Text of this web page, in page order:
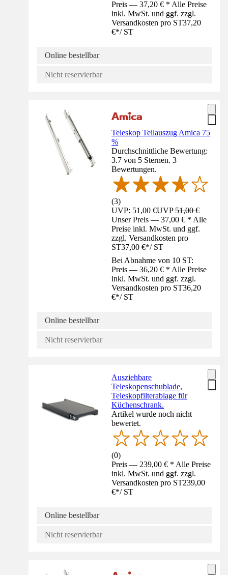
Preis — 37,20 € * Alle Preise
inkl. MwSt. und ggf. zzgl.
Versandkosten pro ST37,20
€*/ ST
Online bestellbar
Nicht reservierbar
Teleskop Teilauszug Amica 75
%
Durchschnittliche Bewertung:
3.7 von 5 Sternen. 3
Bewertungen.
(3)
UVP: 51,00 €UVP51,00 €
Unser Preis — 37,00 € * Alle
Preise inkl. MwSt. und ggf.
zzgl. Versandkosten pro
ST37,00 €*/ ST
Bei Abnahme von 10 ST:
Preis — 36,20 € * Alle Preise
inkl. MwSt. und ggf. zzgl.
Versandkosten pro ST36,20
€*/ ST
Online bestellbar
Nicht reservierbar
Ausziehbare
Teleskopenschublade,
Teleskopfilterablage für
Küchenschrank.
Artikel wurde noch nicht
bewertet.
(0)
Preis — 239,00 € * Alle Preise
inkl. MwSt. und ggf. zzgl.
Versandkosten pro ST239,00
€*/ ST
Online bestellbar
Nicht reservierbar